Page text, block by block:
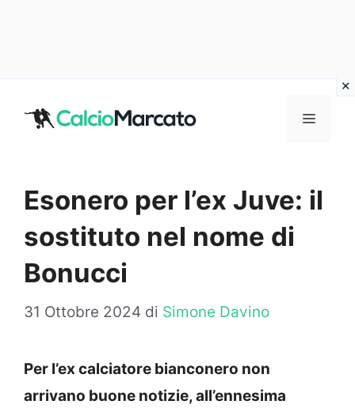
MENU
Esonero per l’ex Juve: il
sostituto nel nome di
Bonucci
31 Ottobre 2024 di Simone Davino
Per l’ex calciatore bianconero non
arrivano buone notizie, all’ennesima